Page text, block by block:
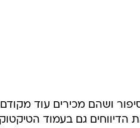
ושהם מכירים עוד
גם בעמוד